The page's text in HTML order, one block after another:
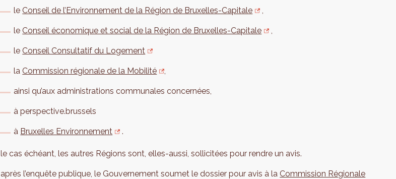
leConseil de l’Environnement de la Région de Bruxelles-Capitale ,
leConseil économique et social de la Région de Bruxelles-Capitale ,
leConseil Consultatif du Logement
laCommission régionale de la Mobilité ,
ainsi qu’aux administrations communales concernées,
à perspective.brussels
à Bruxelles Environnement .
le cas échéant, les autres Régions sont, elles-aussi, sollicitées pour rendre un avis.
après l’enquête publique, le Gouvernement soumet le dossier pour avis à laCommission Régionale